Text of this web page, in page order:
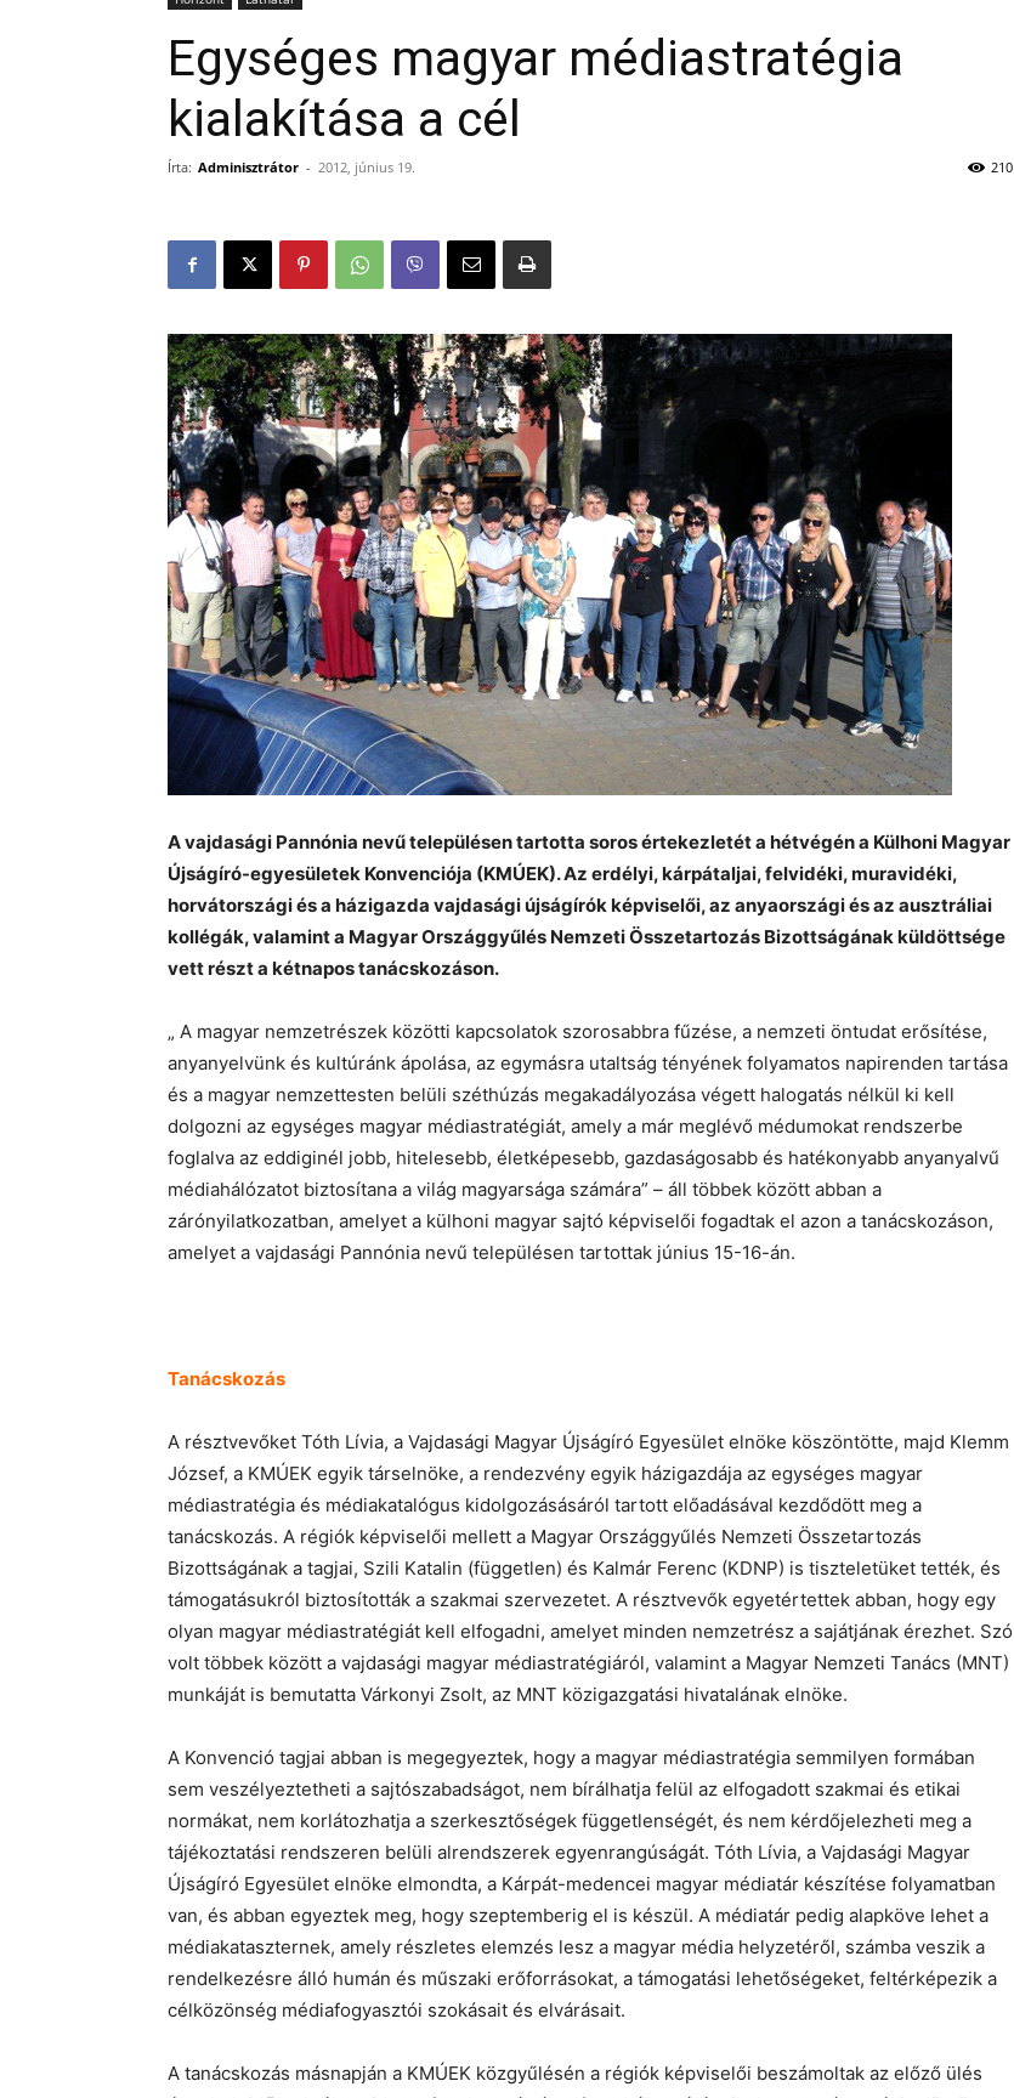
Egységes magyar médiastratégia
kialakítása a cél
Írta: Adminisztrátor - 2012, június 19. 210
A vajdasági Pannónia nevű településen tartotta soros értekezletét a hétvégén a Külhoni Magyar
Újságíró-egyesületek Konvenciója (KMÚEK). Az erdélyi, kárpátaljai, felvidéki, muravidéki,
horvátországi és a házigazda vajdasági újságírók képviselői, az anyaországi és az ausztráliai
kollégák, valamint a Magyar Országgyűlés Nemzeti Összetartozás Bizottságának küldöttsége
vett részt a kétnapos tanácskozáson.
„ A magyar nemzetrészek közötti kapcsolatok szorosabbra fűzése, a nemzeti öntudat erősítése,
anyanyelvünk és kultúránk ápolása, az egymásra utaltság tényének folyamatos napirenden tartása
és a magyar nemzettesten belüli széthúzás megakadályozása végett halogatás nélkül ki kell
dolgozni az egységes magyar médiastratégiát, amely a már meglévő médumokat rendszerbe
foglalva az eddiginél jobb, hitelesebb, életképesebb, gazdaságosabb és hatékonyabb anyanyalvű
médiahálózatot biztosítana a világ magyarsága számára” – áll többek között abban a
zárónyilatkozatban, amelyet a külhoni magyar sajtó képviselői fogadtak el azon a tanácskozáson,
amelyet a vajdasági Pannónia nevű településen tartottak június 15-16-án.
Tanácskozás
A résztvevőket Tóth Lívia, a Vajdasági Magyar Újságíró Egyesület elnöke köszöntötte, majd Klemm
József, a KMÚEK egyik társelnöke, a rendezvény egyik házigazdája az egységes magyar
médiastratégia és médiakatalógus kidolgozásásáról tartott előadásával kezdődött meg a
tanácskozás. A régiók képviselői mellett a Magyar Országgyűlés Nemzeti Összetartozás
Bizottságának a tagjai, Szili Katalin (független) és Kalmár Ferenc (KDNP) is tiszteletüket tették, és
támogatásukról biztosították a szakmai szervezetet. A résztvevők egyetértettek abban, hogy egy
olyan magyar médiastratégiát kell elfogadni, amelyet minden nemzetrész a sajátjának érezhet. Szó
volt többek között a vajdasági magyar médiastratégiáról, valamint a Magyar Nemzeti Tanács (MNT)
munkáját is bemutatta Várkonyi Zsolt, az MNT közigazgatási hivatalának elnöke.
A Konvenció tagjai abban is megegyeztek, hogy a magyar médiastratégia semmilyen formában
sem veszélyeztetheti a sajtószabadságot, nem bírálhatja felül az elfogadott szakmai és etikai
normákat, nem korlátozhatja a szerkesztőségek függetlenségét, és nem kérdőjelezheti meg a
tájékoztatási rendszeren belüli alrendszerek egyenrangúságát. Tóth Lívia, a Vajdasági Magyar
Újságíró Egyesület elnöke elmondta, a Kárpát-medencei magyar médiatár készítése folyamatban
van, és abban egyeztek meg, hogy szeptemberig el is készül. A médiatár pedig alapköve lehet a
médiakataszternek, amely részletes elemzés lesz a magyar média helyzetéről, számba veszik a
rendelkezésre álló humán és műszaki erőforrásokat, a támogatási lehetőségeket, feltérképezik a
célközönség médiafogyasztói szokásait és elvárásait.
A tanácskozás másnapján a KMÚEK közgyűlésén a régiók képviselői beszámoltak az előző ülés